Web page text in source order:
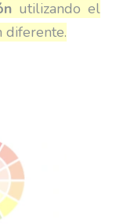
utilizando el
diferente.